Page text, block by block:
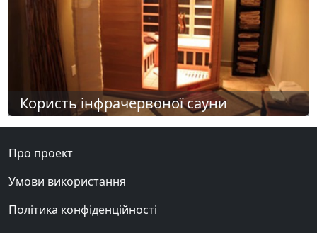
Користь інфрачервоної сауни
Про проект
Умови використання
Політика конфіденційності